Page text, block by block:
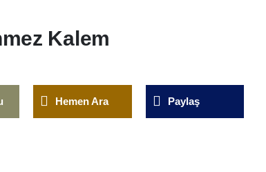
Kalem
Hemen Ara Paylaş